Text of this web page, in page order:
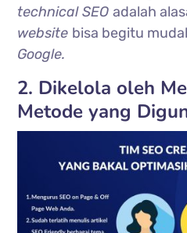
technical SEOadalah
website bisa begitu
Google.
2. Dikelola oleh
Metode yang